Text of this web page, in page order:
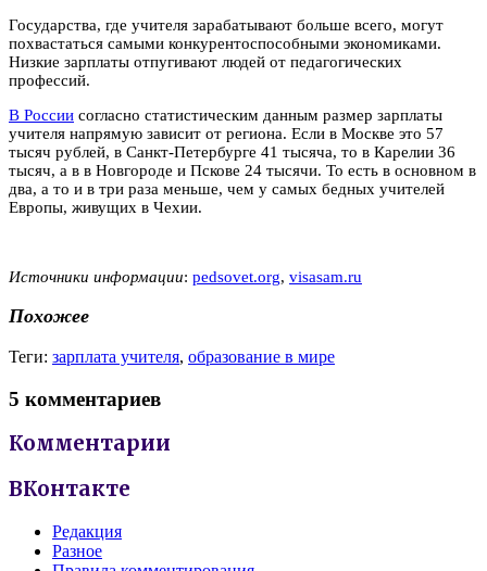
Государства, где учителя зарабатывают больше всего, могут
похвастаться самыми конкурентоспособными экономиками.
Низкие зарплаты отпугивают людей от педагогических
профессий.
В России согласно статистическим данным размер зарплаты
учителя напрямую зависит от региона. Если в Москве это 57
тысяч рублей, в Санкт-Петербурге 41 тысяча, то в Карелии 36
тысяч, а в в Новгороде и Пскове 24 тысячи. То есть в основном в
два, а то и в три раза меньше, чем у самых бедных учителей
Европы, живущих в Чехии.
Источники информации: pedsovet.org, visasam.ru
Похожее
Теги: зарплата учителя, образование в мире
5 комментариев
Комментарии
ВКонтакте
Редакция
Разное